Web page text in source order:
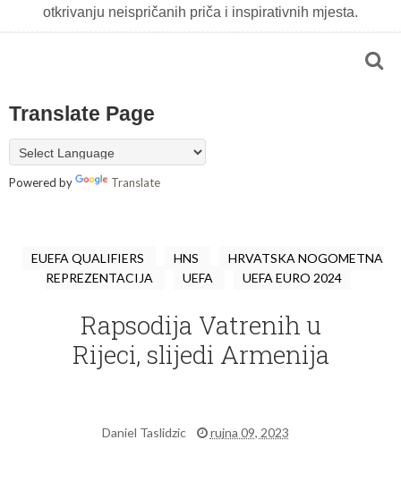
otkrivanju neispričanih priča i inspirativnih mjesta.
Translate Page
Powered by Translate
EUEFA QUALIFIERS HNS
HRVATSKA NOGOMETNA
REPREZENTACIJA
UEFA UEFA EURO 2024
Rapsodija Vatrenih u
Rijeci, slijedi Armenija
Daniel Taslidzic rujna 09, 2023